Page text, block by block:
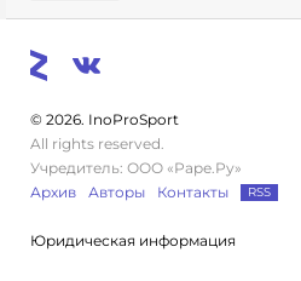
© 2026. InoProSport
All rights reserved.
Учредитель: ООО «Раре.Ру»
Архив
Авторы Контакты RSS
Юридическая информация